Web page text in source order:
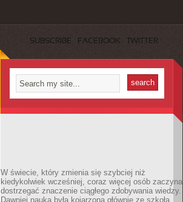
SUBSCRIBE FACEBOOK TWITTER
W świecie, który zmienia się szybciej niż
kiedykolwiek wcześniej, coraz więcej osób zaczyna
dostrzegać znaczenie ciągłego zdobywania wiedzy.
Dawniej nauka była kojarzona głównie ze szkołą,